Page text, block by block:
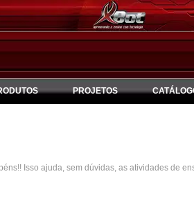
PROJETOS
Isso ajuda, sem dúvidas, as atividades de